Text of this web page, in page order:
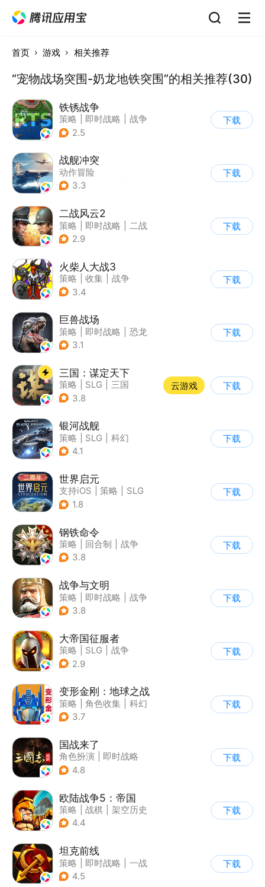
首页 游戏 相关推荐
“宠物战场突围-奶龙地铁突围”的相关推荐(30)
铁锈战争
策略 即时战略
战争
| 像素风
2.5
下载
战舰冲突
动作冒险
| 第三人称射击
3.3
下载
二战风云2
策略 即时战略
二战
| 写实
2.9
下载
火柴人大战3
策略 收集
战争
| 火柴人
3.4
下载
巨兽战场
策略 即时战略
恐龙
| 卡牌
3.1
下载
三国：谋定天下
策略 SLG
三国
| 中国风
3.8
云游戏 下载
银河战舰
策略 SLG
科幻
| 星战
4.1
下载
世界启元
支持iOS 策略
SLG
| 战争
1.8
下载
钢铁命令
策略 回合制
战争
| 欧美风
3.8
下载
战争与文明
策略 即时战略
战争
| 欧美风
3.8
下载
大帝国征服者
策略 SLG
战争
| 帝国时代
2.9
下载
变形金刚：地球之战
策略 角色收集
科幻
| 变形金刚
3.7
下载
国战来了
角色扮演
即时战略
| 三国
4.8
下载
欧陆战争5：帝国
策略 战棋
架空历史
| 欧陆战争
4.4
下载
坦克前线
策略 即时战略
一战
| 战术竞技
4.5
下载